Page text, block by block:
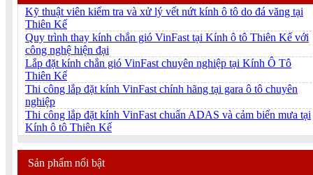
Kỹ thuật viên kiểm tra và xử lý vết nứt kính ô tô do đá văng tại
Thiên Kế
Quy trình thay kính chắn gió VinFast tại Kính ô tô Thiên Kế với
công nghệ hiện đại
Lắp đặt kính chắn gió VinFast chuyên nghiệp tại Kính Ô Tô
Thiên Kế
Thi công lắp đặt kính VinFast chính hãng tại gara ô tô chuyên
nghiệp
Thi công lắp đặt kính VinFast chuẩn ADAS và cảm biến mưa tại
Kính ô tô Thiên Kế
Sản phẩm nổi bật